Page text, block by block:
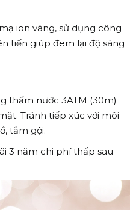
ion vàng, sử dụng công
tiến giúp đem lại độ sáng
thấm nước 3ATM (30m)
Tránh tiếp xúc với môi
tắm gội.
3 năm chi phí thấp sau